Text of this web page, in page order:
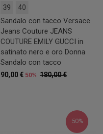
39 40
Sandalo con tacco Versace
Jeans Couture JEANS
COUTURE EMILY GUCCI in
satinato nero e oro Donna
Sandalo con tacco
180,00 €
90,00 € 50%
50%